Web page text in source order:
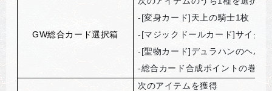
GW総合カード選択箱
-[変身カード]天上の騎士1枚
-[マジックドールカード]サイク
-[聖物カード]デュラハンのヘル
-総合カード合成ポイントの巻物
次のアイテムを獲得